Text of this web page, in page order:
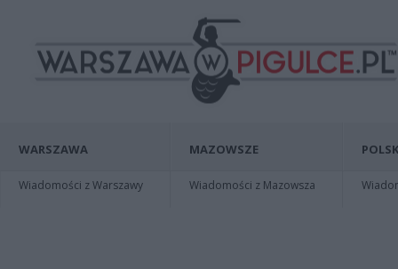
WARSZAWA
Wiadomości z Warszawy
MAZOWSZE
Wiadomości z Mazowsza